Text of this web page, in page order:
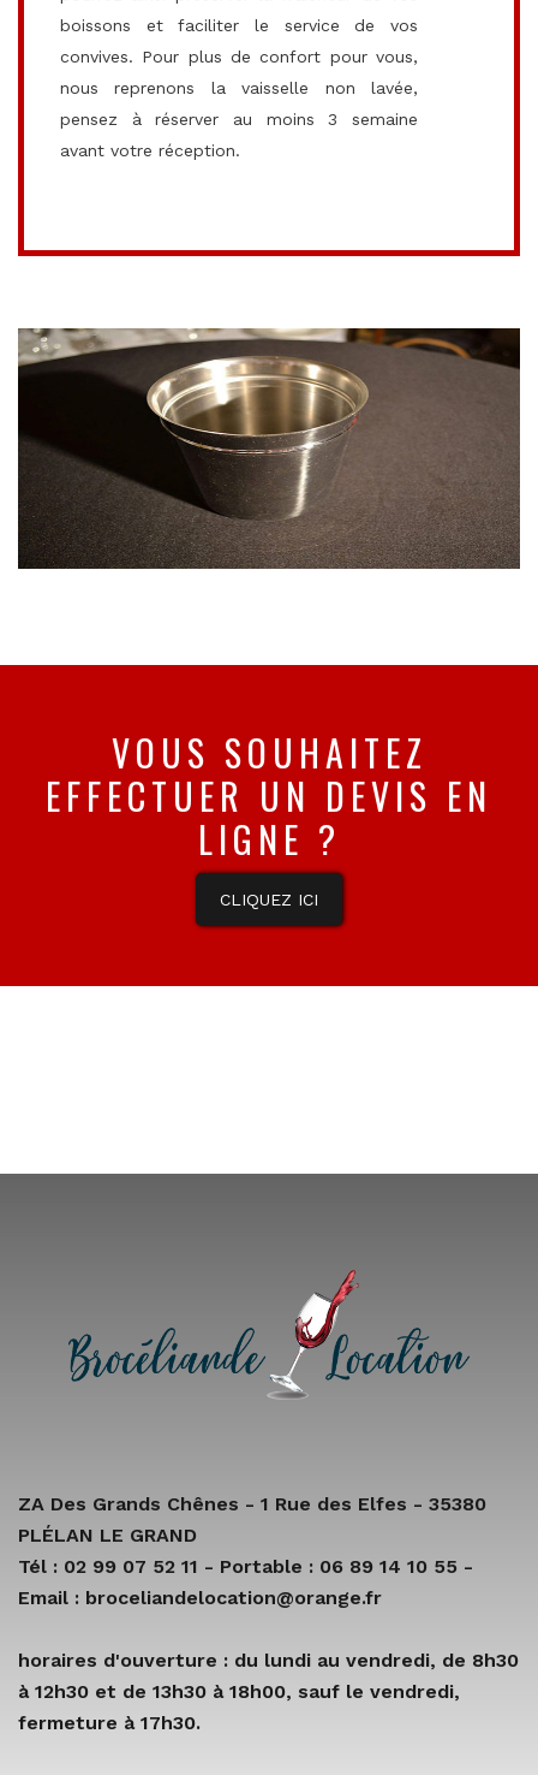
boissons et faciliter le service de vos
convives. Pour plus de confort pour vous,
nous reprenons la vaisselle non lavée,
pensez à réserver au moins 3 semaine
avant votre réception.
VOUS SOUHAITEZ
EFFECTUER UN DEVIS EN
LIGNE ?
CLIQUEZ ICI
ZA Des Grands Chênes - 1 Rue des Elfes - 35380
PLÉLAN LE GRAND
Tél : 02 99 07 52 11 - Portable : 06 89 14 10 55 -
Email : broceliandelocation@orange.fr
horaires d'ouverture : du lundi au vendredi, de 8h30
à 12h30 et de 13h30 à 18h00, sauf le vendredi,
fermeture à 17h30.